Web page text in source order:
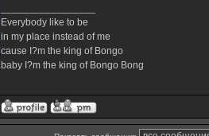
Everybody like to be
in my place instead of me
cause I?m the king of Bongo
baby I?m the king of Bongo Bong